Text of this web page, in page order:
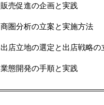
販売促進の企画と実践
商圏分析の立案と実施方法
出店立地の選定と出店戦略の
業態開発の手順と実践